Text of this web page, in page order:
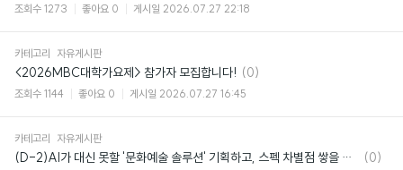
조회수 1273 좋아요 0 게시일 2026.07.27 22:18
카테고리 자유게시판
<2026MBC대학가요제> 참가자 모집합니다! 댓
글
(0)
조회수 1144 좋아요 0 게시일 2026.07.27 16:45
카테고리 자유게시판
(D-2)AI가 대신 못할 '문화예술 솔루션' 기획하고, 스펙 차별점 쌓을 사람 주목!🔥
댓
(0)